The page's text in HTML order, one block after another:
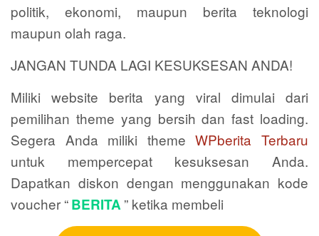
politik, ekonomi, maupun berita teknologi
maupun olah raga.
JANGAN TUNDA LAGI KESUKSESAN ANDA!
Miliki website berita yang viral dimulai dari
pemilihan theme yang bersih dan fast loading.
Segera Anda miliki themeWPberita Terbaru
untuk mempercepat kesuksesan Anda.
Dapatkan diskon dengan menggunakan kode
voucher “BERITA” ketika membeli